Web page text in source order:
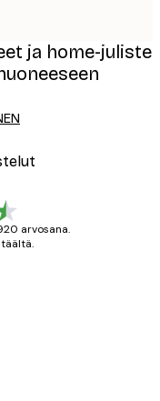
ja home-juliste
arvosana.